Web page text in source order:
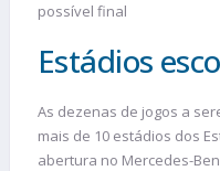
possível final
Estádios
As dezenas de jogos a
mais de 10 estádios dos
abertura no Mercedes-